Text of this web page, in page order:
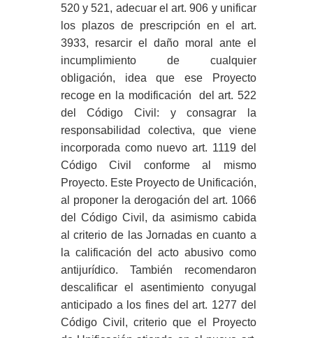
520 y 521, adecuar el art. 906 y unificar
los plazos de prescripción en el art.
3933, resarcir el daño moral ante el
incumplimiento de cualquier
obligación, idea que ese Proyecto
recoge en la modificación del art. 522
del Código Civil: y consagrar la
responsabilidad colectiva, que viene
incorporada como nuevo art. 1119 del
Código Civil conforme al mismo
Proyecto. Este Proyecto de Unificación,
al proponer la derogación del art. 1066
del Código Civil, da asimismo cabida
al criterio de las Jornadas en cuanto a
la calificación del acto abusivo como
antijurídico. También recomendaron
descalificar el asentimiento conyugal
anticipado a los fines del art. 1277 del
Código Civil, criterio que el Proyecto